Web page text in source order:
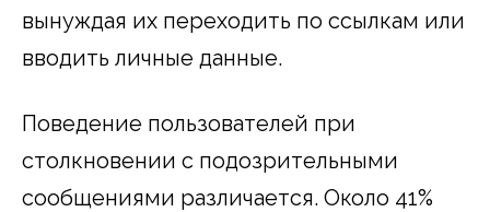
вынуждая их переходить по ссылкам или
вводить личные данные.
Поведение пользователей при
столкновении с подозрительными
сообщениями различается. Около 41%